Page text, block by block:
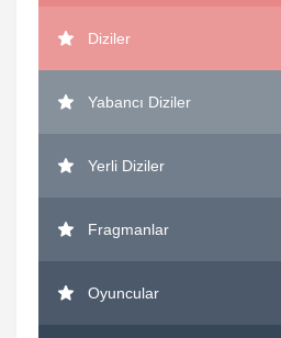
Diziler
Yabancı Diziler
Yerli Diziler
Fragmanlar
Oyuncular